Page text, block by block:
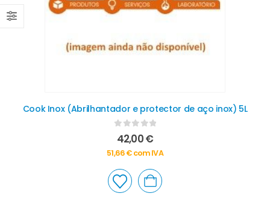
Cook Inox (Abrilhantador e protector de aço inox) 5L
out of 5
42,00€
51,66€com IVA